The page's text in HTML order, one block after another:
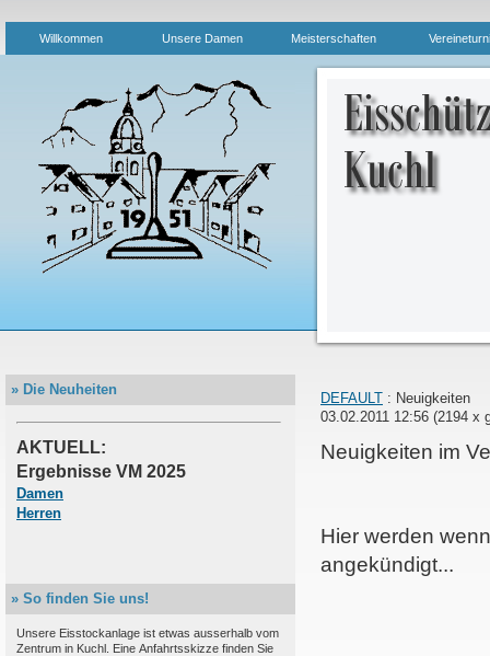
Willkommen Unsere Damen Meisterschaften
» Die Neuheiten
AKTUELL:
Ergebnisse VM 2025
Damen
Herren
» So finden Sie uns!
Unsere Eisstockanlage ist etwas ausserhalb vom
Zentrum in Kuchl. Eine Anfahrtsskizze finden Sie
DEFAULT : Neuigkeiten
03.02.2011 12:56 (2194 x
Neuigkeiten im
Hier werden
angekündigt...